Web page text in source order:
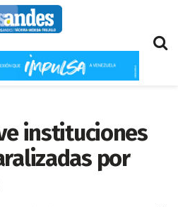
instituciones
por